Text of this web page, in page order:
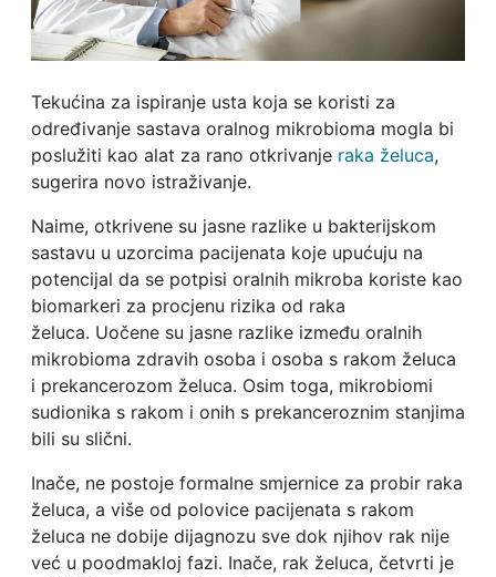
Tekućina za ispiranje usta koja se koristi za
određivanje sastava oralnog mikrobioma mogla bi
poslužiti kao alat za rano otkrivanje raka želuca,
sugerira novo istraživanje.
Naime, otkrivene su jasne razlike u bakterijskom
sastavu u uzorcima pacijenata koje upućuju na
potencijal da se potpisi oralnih mikroba koriste kao
biomarkeri za procjenu rizika od raka
želuca. Uočene su jasne razlike između oralnih
mikrobioma zdravih osoba i osoba s rakom želuca
i prekancerozom želuca. Osim toga, mikrobiomi
sudionika s rakom i onih s prekanceroznim stanjima
bili su slični.
Inače, ne postoje formalne smjernice za probir raka
želuca, a više od polovice pacijenata s rakom
želuca ne dobije dijagnozu sve dok njihov rak nije
već u poodmakloj fazi. Inače, rak želuca, četvrti je